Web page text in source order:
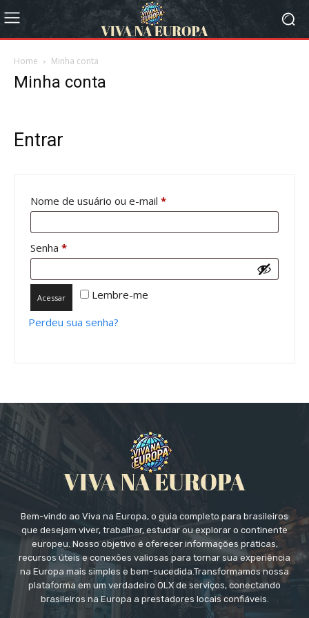
Home Minha conta
Minha conta
Entrar
Nome de usuário ou e-mail *Obrigatório
Senha *Obrigatório
Lembre-me
Acessar
Perdeu sua senha?
Bem-vindo ao Viva na Europa, o guia completo para brasileiros
que desejam viver, trabalhar, estudar ou explorar o continente
europeu. Nosso objetivo é oferecer informações práticas,
recursos úteis e conexões valiosas para tornar sua experiência
na Europa mais simples e bem-sucedida.Transformamos nossa
plataforma em um verdadeiro OLX de serviços, conectando
brasileiros na Europa a prestadores locais confiáveis.